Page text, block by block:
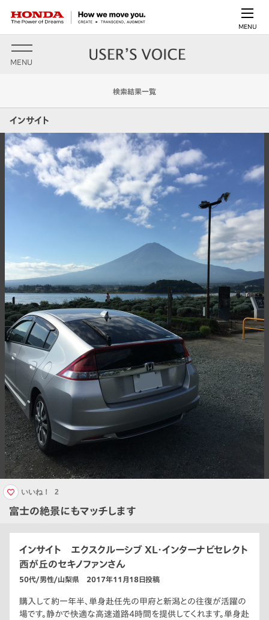
MENU
MENU
検索結果一覧
インサイト
富士の絶景にもマッチします
いいね！ 2
インサイト エクスクルーシブ XL・インターナビセレクト
西が丘のセキノファンさん
50代/男性/山梨県 2017年11月18日投稿
購入して約一年半、単身赴任先の甲府と新潟との往復が活躍の
場です。静かで快適な高速道路4時間を提供してくれます。単身赴